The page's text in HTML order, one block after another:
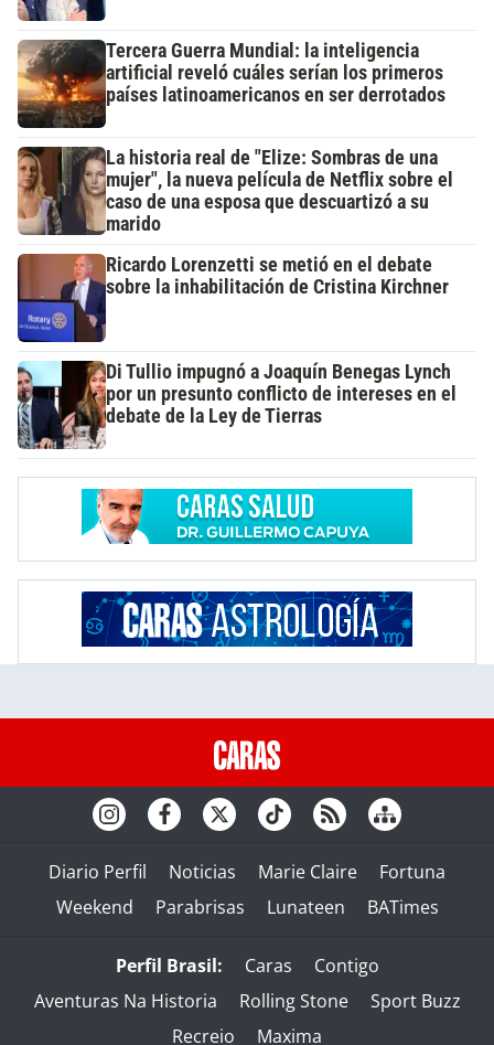
Tercera Guerra Mundial: la inteligencia
artificial reveló cuáles serían los primeros
países latinoamericanos en ser derrotados
La historia real de "Elize: Sombras de una
mujer", la nueva película de Netflix sobre el
caso de una esposa que descuartizó a su
marido
Ricardo Lorenzetti se metió en el debate
sobre la inhabilitación de Cristina Kirchner
Di Tullio impugnó a Joaquín Benegas Lynch
por un presunto conflicto de intereses en el
debate de la Ley de Tierras
Diario Perfil Noticias Marie Claire
Fortuna
Weekend
Parabrisas Lunateen BATimes
Perfil Brasil: Caras
Contigo
Aventuras Na Historia
Rolling Stone
Sport Buzz
Recreio
Maxima